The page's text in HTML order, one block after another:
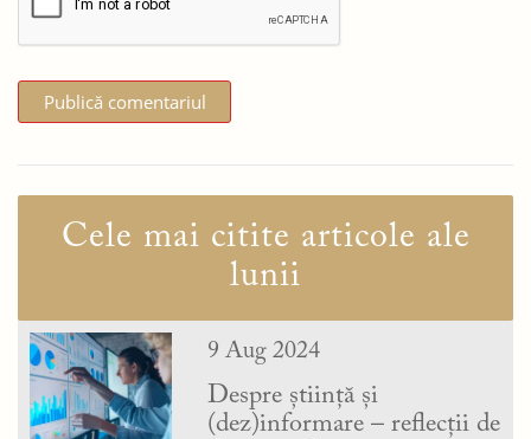
Cele mai citite articole ale
lunii
9 Aug 2024
Despre știință și
(dez)informare – reflecții de